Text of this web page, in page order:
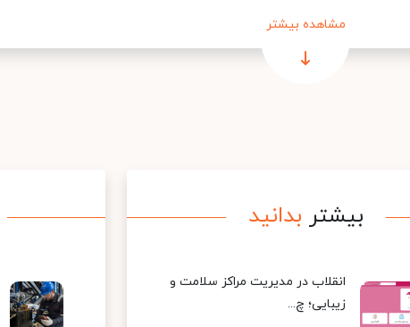
مشاهده بیشتر
بیشتر بدانید
انقلاب در مدیریت مراکز سلامت و
زیبایی؛ چ...